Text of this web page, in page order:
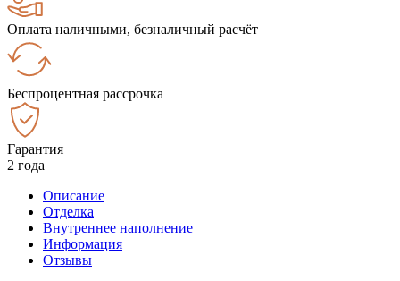
Оплата наличными, безналичный расчёт
Беспроцентная рассрочка
Гарантия
2 года
Описание
Отделка
Внутреннее наполнение
Информация
Отзывы